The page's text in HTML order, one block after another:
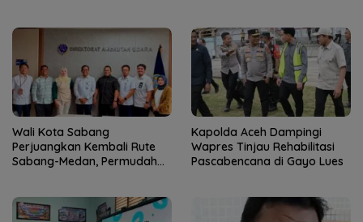
Wali Kota Sabang
Perjuangkan Kembali Rute
Sabang-Medan, Permudah
Kapolda Aceh Dampingi
Wapres Tinjau Rehabilitasi
Pascabencana di Gayo Lues